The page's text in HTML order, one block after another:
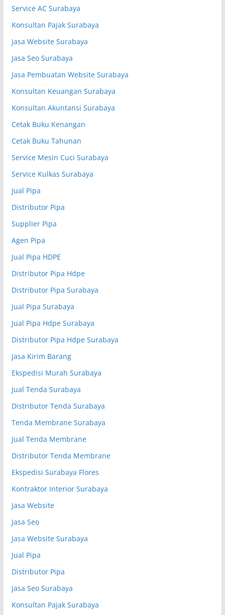
Service AC Surabaya
Konsultan Pajak Surabaya
Jasa Website Surabaya
Jasa Seo Surabaya
Jasa Pembuatan Website Surabaya
Konsultan Keuangan Surabaya
Konsultan Akuntansi Surabaya
Cetak Buku Kenangan
Cetak Buku Tahunan
Service Mesin Cuci Surabaya
Service Kulkas Surabaya
Jual Pipa
Distributor Pipa
Supplier Pipa
Agen Pipa
Jual Pipa HDPE
Distributor Pipa Hdpe
Distributor Pipa Surabaya
Jual Pipa Surabaya
Jual Pipa Hdpe Surabaya
Distributor Pipa Hdpe Surabaya
Jasa Kirim Barang
Ekspedisi Murah Surabaya
Jual Tenda Surabaya
Distributor Tenda Surabaya
Tenda Membrane Surabaya
Jual Tenda Membrane
Distributor Tenda Membrane
Ekspedisi Surabaya Flores
Kontraktor Interior Surabaya
Jasa Website
Jasa Seo
Jasa Website Surabaya
Jual Pipa
Distributor Pipa
Jasa Seo Surabaya
Konsultan Pajak Surabaya